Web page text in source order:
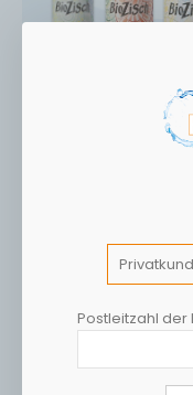
Postleitzahl der